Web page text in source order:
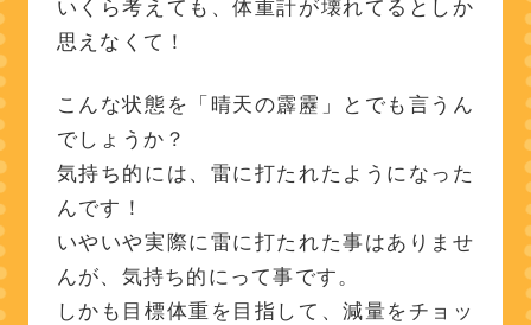
いくら考えても、体重計が壊れてるとしか
思えなくて！
こんな状態を「晴天の霹靂」とでも言うん
でしょうか？
気持ち的には、雷に打たれたようになった
んです！
いやいや実際に雷に打たれた事はありませ
んが、気持ち的にって事です。
しかも目標体重を目指して、減量をチョッ